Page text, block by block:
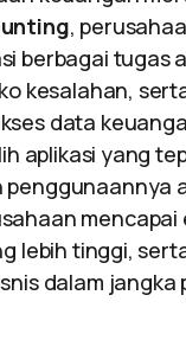
,
berbagai tugas
kesalahan,
data
aplikasi yang
penggunaannya
mencapai
lebih tinggi,
dalam jangka